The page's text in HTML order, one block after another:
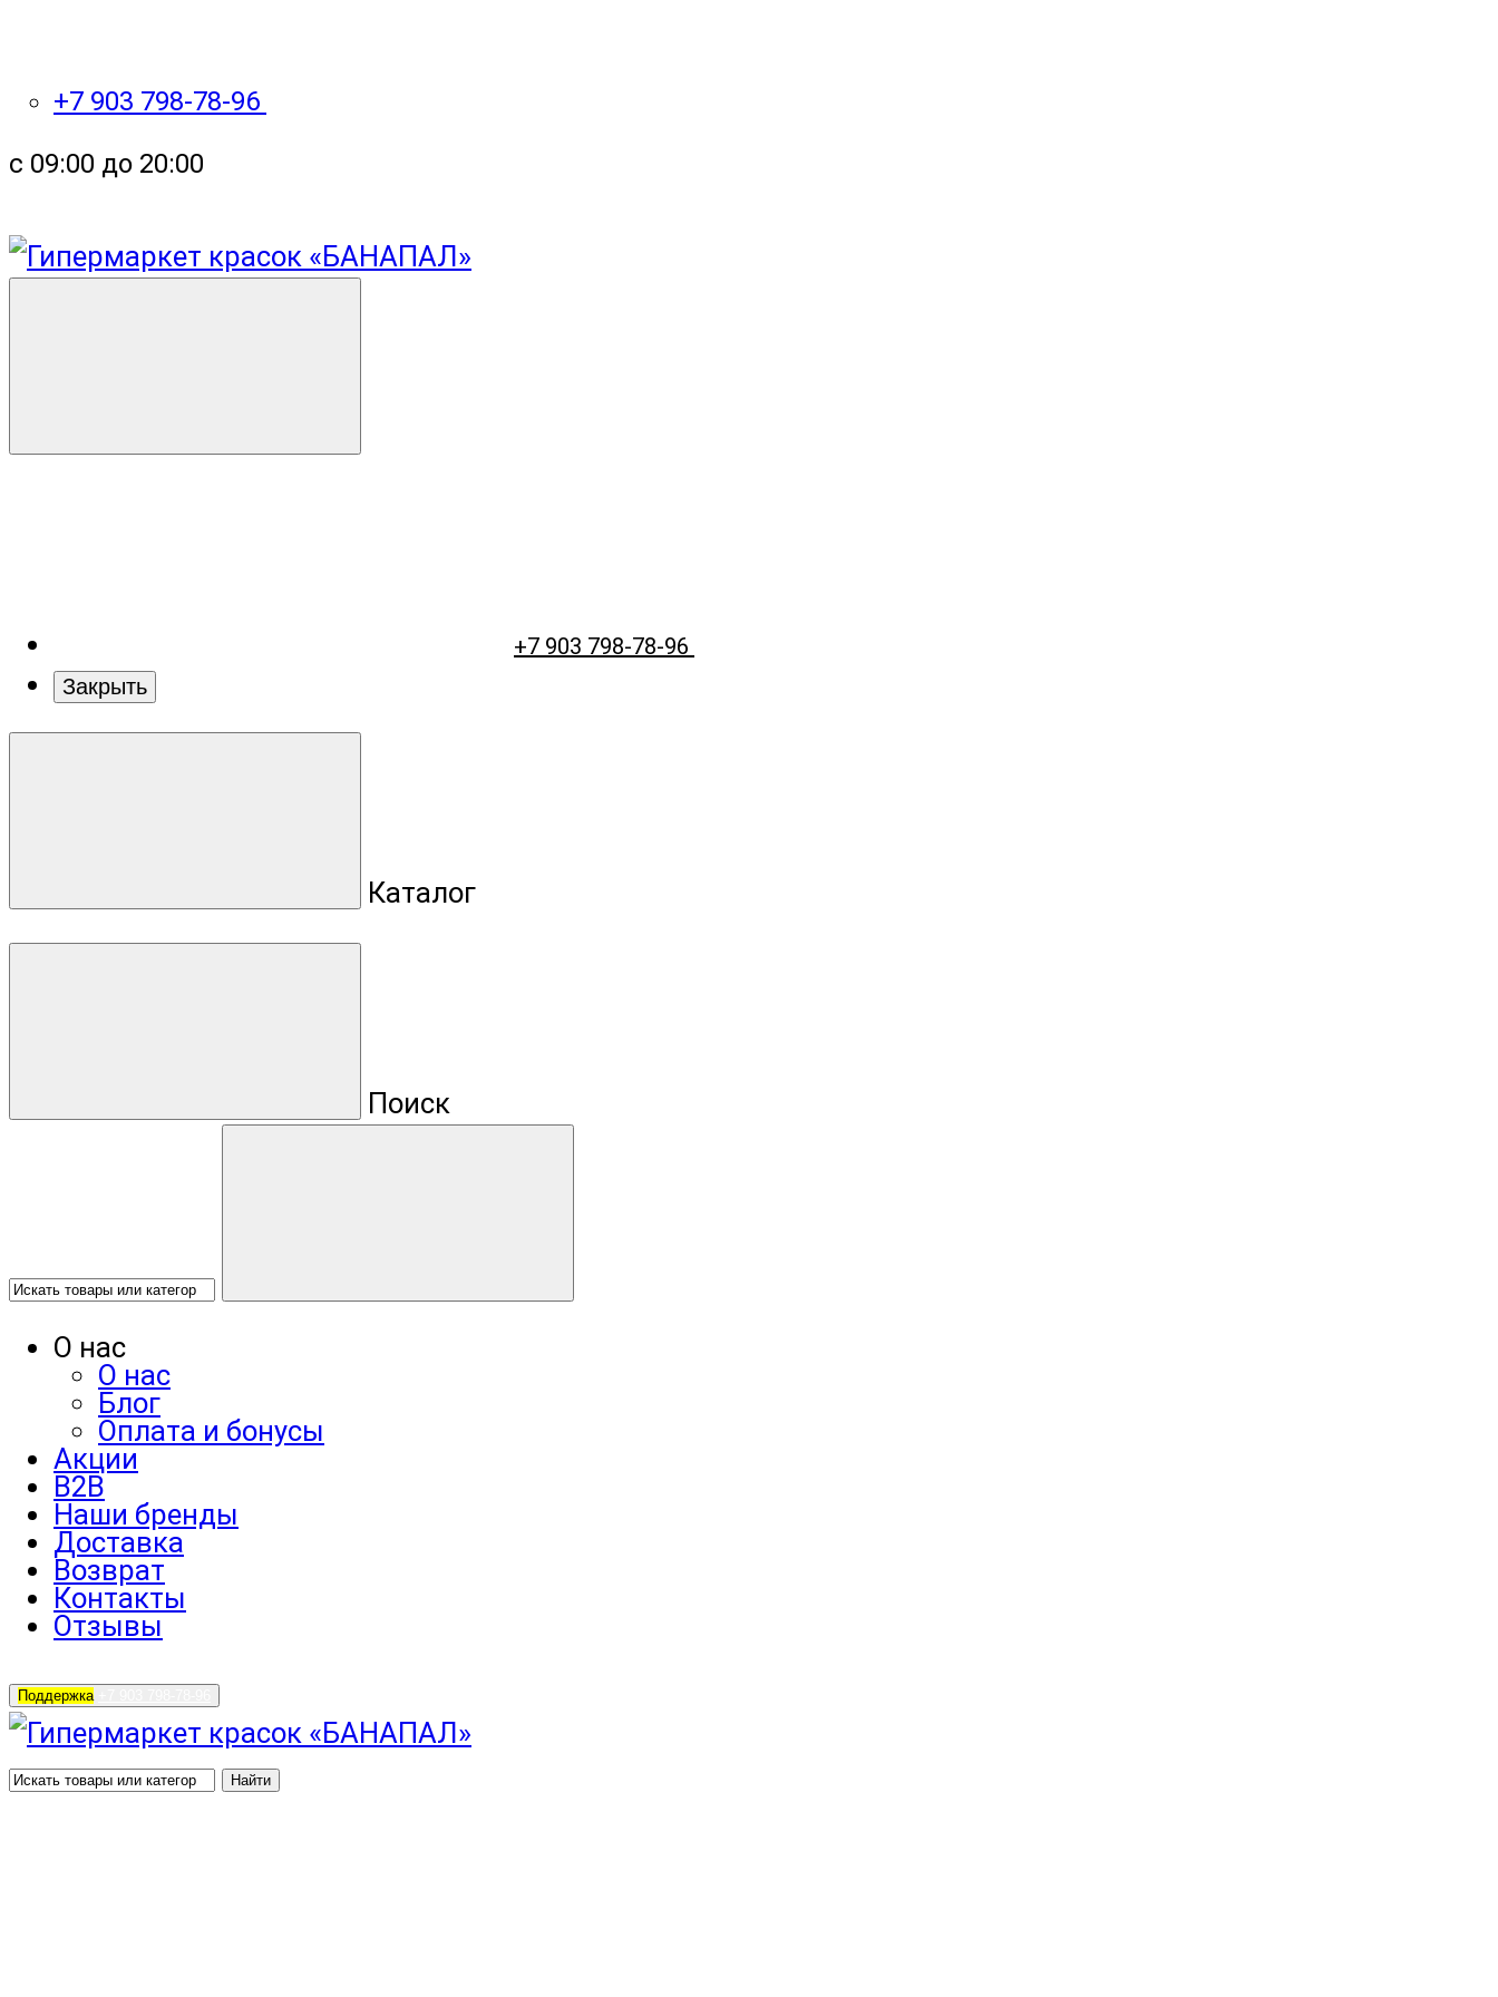
+7 903 798-78-96
с 09:00 до 20:00
+7 903 798-78-96
Закрыть
Каталог
Поиск
О нас
О нас
Блог
Оплата и бонусы
Акции
B2B
Наши бренды
Доставка
Возврат
Контакты
Отзывы
Поддержка
Найти